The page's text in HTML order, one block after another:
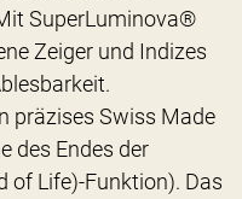
SuperLuminova®
Zeiger und Indizes
präzises Swiss Made
des Endes der
of Life)-Funktion). Das